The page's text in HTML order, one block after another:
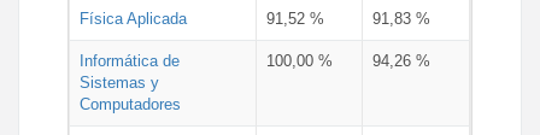
Física Aplicada 91,52 % 91,83 %
Informática de
Sistemas y
Computadores
100,00 % 94,26 %